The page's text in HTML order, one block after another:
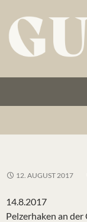
Inhalt
springen
12. AUGUST 2017
14.8.2017
Pelzerhaken an der